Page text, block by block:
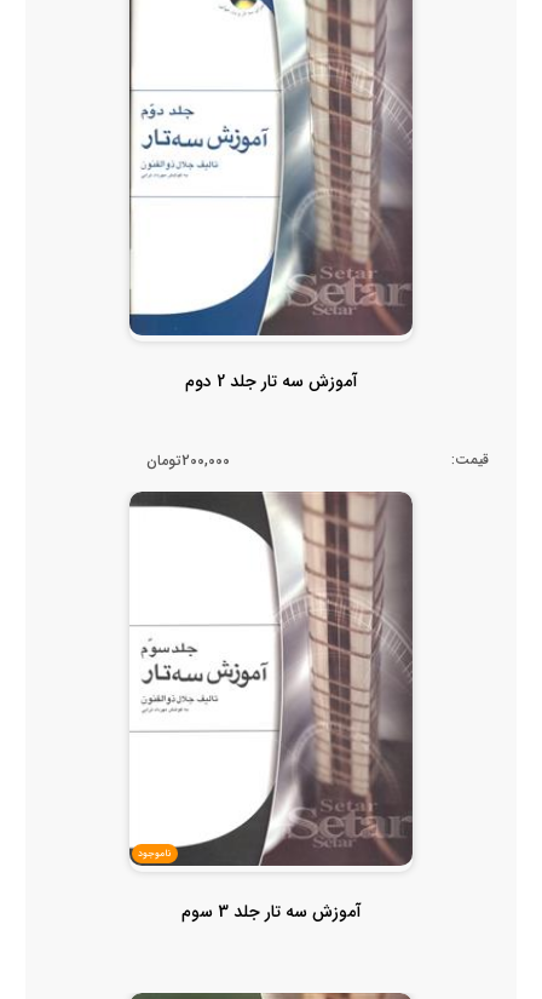
آموزش سه تار جلد 2 دوم
قیمت: 200,000تومان
ناموجود
آموزش سه تار جلد 3 سوم